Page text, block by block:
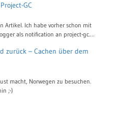
GC
Artikel. Ich habe vorher schon mit
als notification an project-gc.…
zurück – Cachen über dem
macht, Norwegen zu besuchen.
;-)